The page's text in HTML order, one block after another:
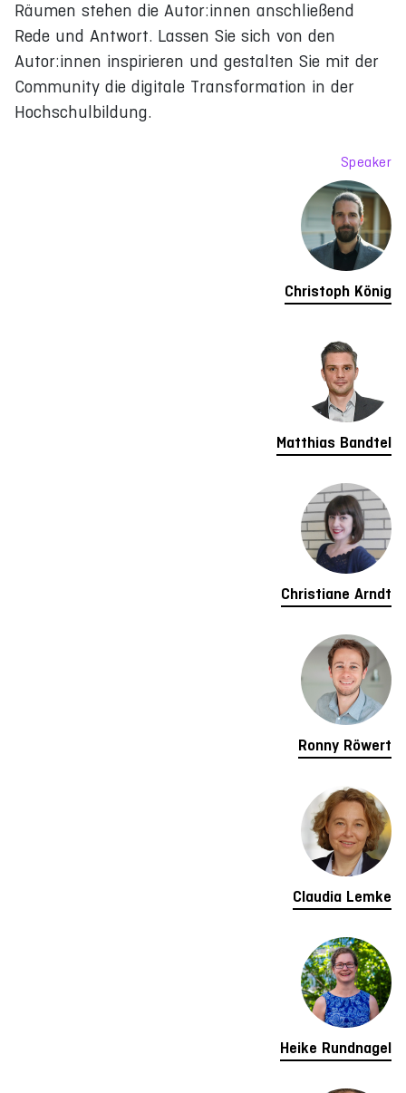
Räumen stehen die Autor:innen anschließend
Rede und Antwort. Lassen Sie sich von den
Autor:innen inspirieren und gestalten Sie mit der
Community die digitale Transformation in der
Hochschulbildung.
Speaker
Christoph König
Matthias Bandtel
Christiane Arndt
Ronny Röwert
Claudia Lemke
Heike Rundnagel